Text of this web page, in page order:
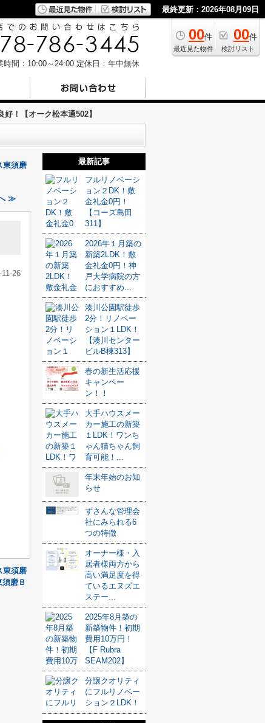
最終更新：2026年08月09日
00件
最近見た物件
00件
検討リスト
時間：10:00～24:00 定休日：年中無休
！【オーク松本通502】
東須磨
≫
26
東須磨
磨Ｂ
最新記事
フルリノベーシ
ョン２DK！敷
金礼金0円！
【コーズ島田
311】
2026年１月築の
新築2LDK！敷
金礼金0円！神
戸大学病院の方
におすすめ...
湊川公園駅徒歩
2分！リノベー
ション１LDK！
【湊川センター
ビルB棟313】
春の新生活応援
キャンペー
ン！！
大手ハウスメー
カー施工の新築
１LDK！ワンち
ゃん猫ちゃん飼
育可能！...
年末年始のお知
らせ
ずさんな管理会
社にみられる6
つの特徴
オーナー様・入
居者様両方から
高い満足度を得
ているエヌズエ
ステー...
2025年8月築の
新築物件！初期
費用10万円！
【F Rubra
SEAM202】
分譲クオリティ
にフルリノベー
ション２LDK！